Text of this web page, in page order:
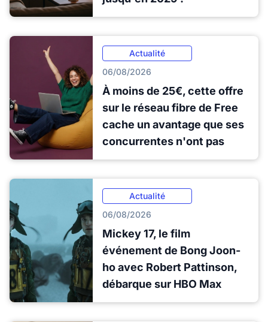
Actualité
06/08/2026
À moins de 25€, cette offre
sur le réseau fibre de Free
cache un avantage que ses
concurrentes n'ont pas
Actualité
06/08/2026
Mickey 17, le film
événement de Bong Joon-
ho avec Robert Pattinson,
débarque sur HBO Max